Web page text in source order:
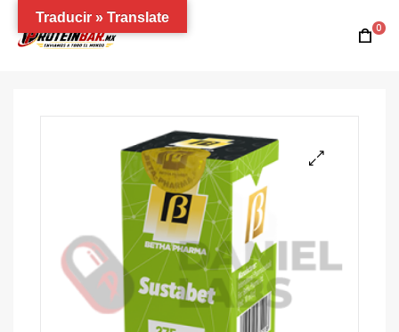
0
Traducir » Translate